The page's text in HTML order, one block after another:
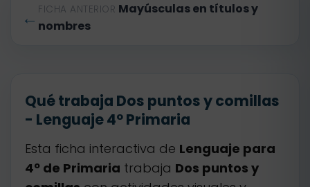
← FICHA ANTERIOR Mayúsculas en títulos y
nombres
Qué trabaja Dos puntos y comillas
- Lenguaje 4º Primaria
Esta ficha interactiva de Lenguaje para
4º de Primaria trabaja Dos puntos y